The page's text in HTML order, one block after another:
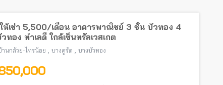
ห้เช่า 5,500/เดือน อาคารพาณิชย์ 3 ชั้น บัวทอง 4
ทอง ทำเลดี ใกล้เซ็นทรัลเวสเกต
านกล้วย-ไทรน้อย บางคูรัด บางบัวทอง